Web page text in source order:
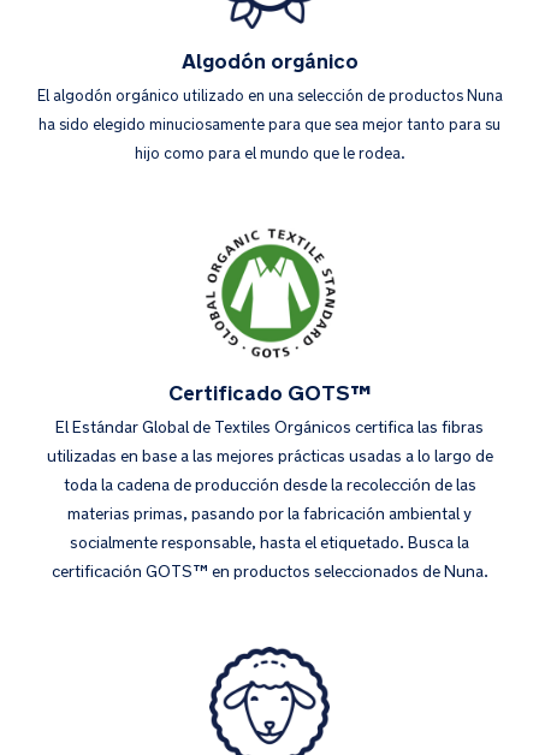
Algodón orgánico
El algodón orgánico utilizado en una selección de productos Nuna
ha sido elegido minuciosamente para que sea mejor tanto para su
hijo como para el mundo que le rodea.
Certificado GOTS™
El Estándar Global de Textiles Orgánicos certifica las fibras
utilizadas en base a las mejores prácticas usadas a lo largo de
toda la cadena de producción desde la recolección de las
materias primas, pasando por la fabricación ambiental y
socialmente responsable, hasta el etiquetado. Busca la
certificación GOTS™ en productos seleccionados de Nuna.